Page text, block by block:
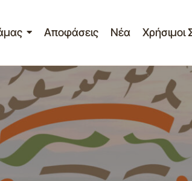
Αποφάσεις Νέα Χρήσιμοι
ΕΚΔΗΛΩΣΗΣ ΕΝΔΙΑΦΕΡΟΝΤΟΣ ΓΙΑ
ΣΥΣΚΕΥΩΝ